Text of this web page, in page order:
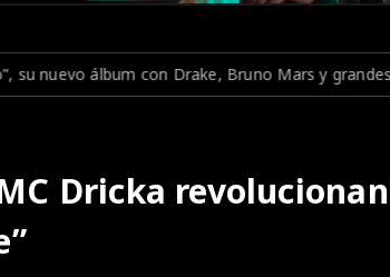
Mars y grandes sorpresas Peggy Gou
Dricka